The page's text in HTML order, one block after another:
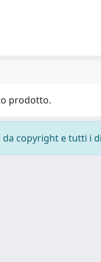
prodotto.
copyright e tutti i